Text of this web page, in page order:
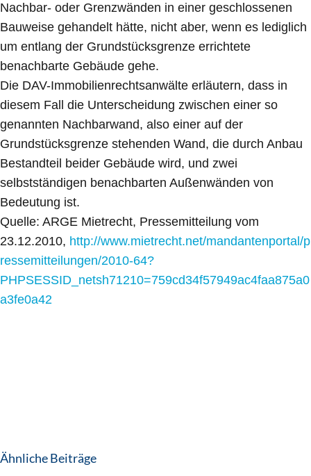
Nachbar- oder Grenzwänden in einer geschlossenen
Bauweise gehandelt hätte, nicht aber, wenn es lediglich
um entlang der Grundstücksgrenze errichtete
benachbarte Gebäude gehe.
Die DAV-Immobilienrechtsanwälte erläutern, dass in
diesem Fall die Unterscheidung zwischen einer so
genannten Nachbarwand, also einer auf der
Grundstücksgrenze stehenden Wand, die durch Anbau
Bestandteil beider Gebäude wird, und zwei
selbstständigen benachbarten Außenwänden von
Bedeutung ist.
Quelle: ARGE Mietrecht, Pressemitteilung vom
23.12.2010, http://www.mietrecht.net/mandantenportal/p
ressemitteilungen/2010-64?
PHPSESSID_netsh71210=759cd34f57949ac4faa875a0
a3fe0a42
Ähnliche Beiträge